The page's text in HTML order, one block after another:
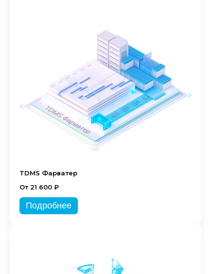
TDMS Фарватер
От 21 600 ₽
Подробнее